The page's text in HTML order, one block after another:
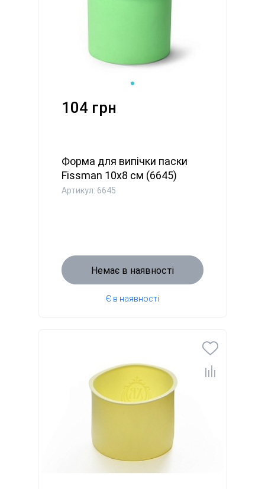
104 грн
Форма для випічки паски
Fissman 10x8 см (6645)
Артикул: 6645
Немає в наявності
Є в наявності